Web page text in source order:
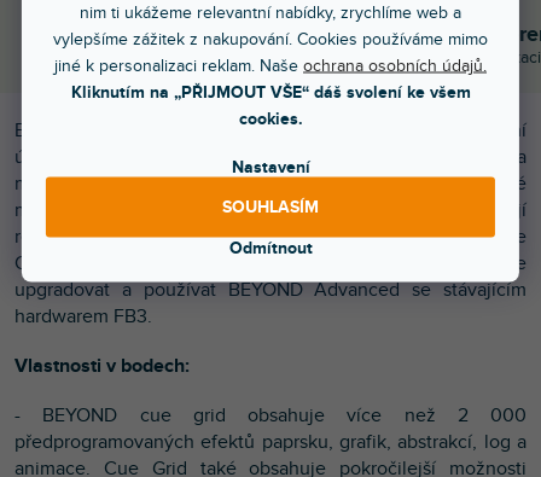
nim ti ukážeme relevantní nabídky, zrychlíme web a
vylepšíme zážitek z nakupování. Cookies používáme mimo
jiné k personalizaci reklam. Naše ochrana osobních údajů.
Kliknutím na „PŘIJMOUT VŠE“ dáš svolení ke všem
cookies.
Nastavení
Odmítnout
SOUHLASÍM
Objednej do 15:00
A máš to druhý den doma
Poradíme s
Chválí nás za komunikaci
BEYOND je zcela nová softwarová platforma na profesionální
úrovni, která se používá k vytváření laserových a
multimediálních show nejvyšší světové kvality. Pokročilé
možnosti programování a funkce life show umožňují
revoluční laserové aplikace. Pokud aktuálně používáte
QuickShow, ale chcete více výkonu, můžete svůj software
upgradovat a používat BEYOND Advanced se stávajícím
hardwarem FB3.
Vlastnosti v bodech:
- BEYOND cue grid obsahuje více než 2 000
předprogramovaných efektů paprsku, grafik, abstrakcí, log a
animace. Cue Grid také obsahuje pokročilejší možnosti